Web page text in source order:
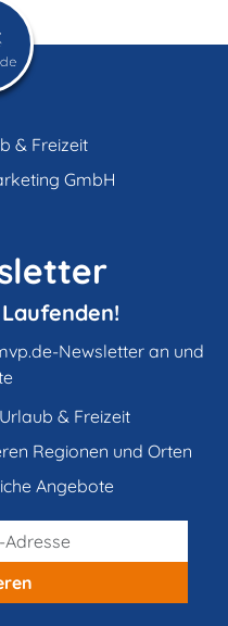
& Freizeit
GmbH
Newsletter an und
& Freizeit
Regionen und Orten
Angebote